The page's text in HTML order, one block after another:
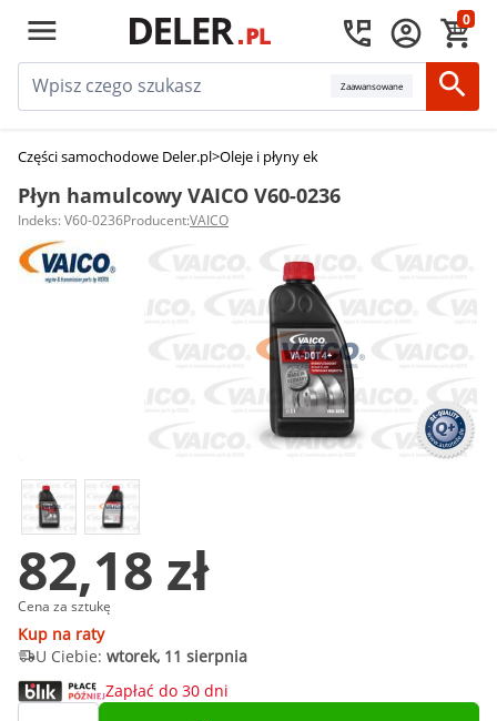
0
Zaawansowane
Części samochodowe Deler.pl>Oleje i płyny eksploatacyjne
Płyn hamulcowy VAICO V60-0236
Indeks: V60-0236Producent:VAICO
82,18 zł
Cena za sztukę
Kup na raty
U Ciebie: wtorek, 11 sierpnia
Zapłać do 30 dni